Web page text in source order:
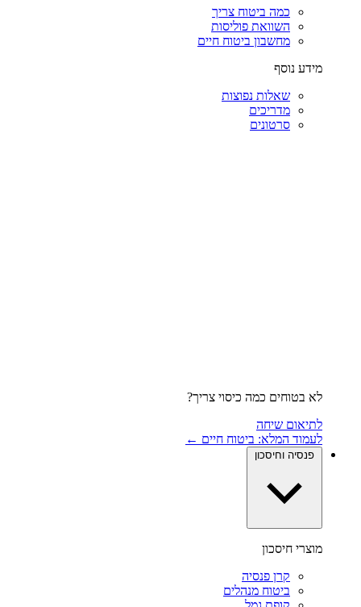
כמה ביטוח צריך
השוואת פוליסות
מחשבון ביטוח חיים
מידע נוסף
שאלות נפוצות
מדריכים
סרטונים
לא בטוחים כמה כיסוי צריך?
לתיאום שיחה
לעמוד המלא: ביטוח חיים ←
פנסיה וחיסכון
מוצרי חיסכון
קרן פנסיה
ביטוח מנהלים